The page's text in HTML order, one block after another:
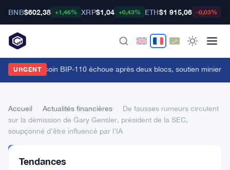
BNB$602,38 +1,46% XRP$1,04 +0,43% ETH$1 915,06 -0,03%
URGENT
fourche bitcoin BIP-110 échoue après deux blocs, soutien minier à
Accueil Actualités financières
De fausses rumeurs circulent
sur la démission de Gary Gensler, président de la SEC,
soupçonné d’être influencé par l’IA
FINANCIÈRES
Tendances